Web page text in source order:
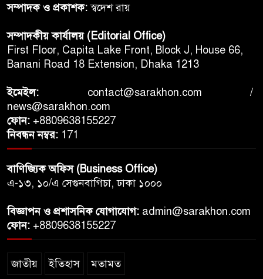
সম্পাদক ও প্রকাশক:স্বদেশ রায়
সম্পাদকীয় কার্যালয় (Editorial Office)
First Floor, Capita Lake Front, Block J, House 66,
Banani Road 18 Extension, Dhaka 1213
ইমেইল: contact@sarakhon.com /
news@sarakhon.com
ফোন: +8809638155227
নিবন্ধন নম্বর: 171
বাণিজ্যিক অফিস (Business Office)
এ-১৩, ১০/এ সেগুনবাগিচা, ঢাকা ১০০০
বিজ্ঞাপন ও প্রশাসনিক যোগাযোগ: admin@sarakhon.com
ফোন: +8809638155227
জাতীয় ইতিহাস মতামত